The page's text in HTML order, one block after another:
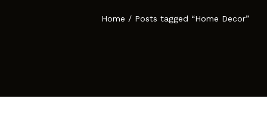
Home / Posts tagged “Home Decor”